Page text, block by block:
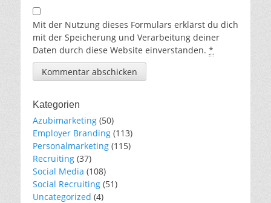
Mit der Nutzung dieses Formulars erklärst du dich
mit der Speicherung und Verarbeitung deiner
Daten durch diese Website einverstanden. *
Kategorien
Azubimarketing (50)
Employer Branding (113)
Personalmarketing (115)
Recruiting (37)
Social Media (108)
Social Recruiting (51)
Uncategorized (4)